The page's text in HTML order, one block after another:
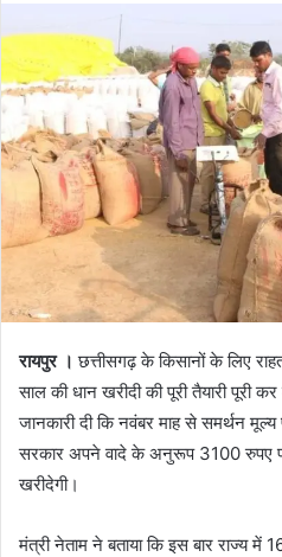
रायपुर ।छत्तीसगढ़ के किसानों के लिए
साल की धान खरीदी की पूरी तैयारी पूरी
जानकारी दी कि नवंबर माह से समर्थन
सरकार अपने वादे के अनुरूप 3100 रुपए
खरीदेगी।
मंत्री नेताम ने बताया कि इस बार राज्य